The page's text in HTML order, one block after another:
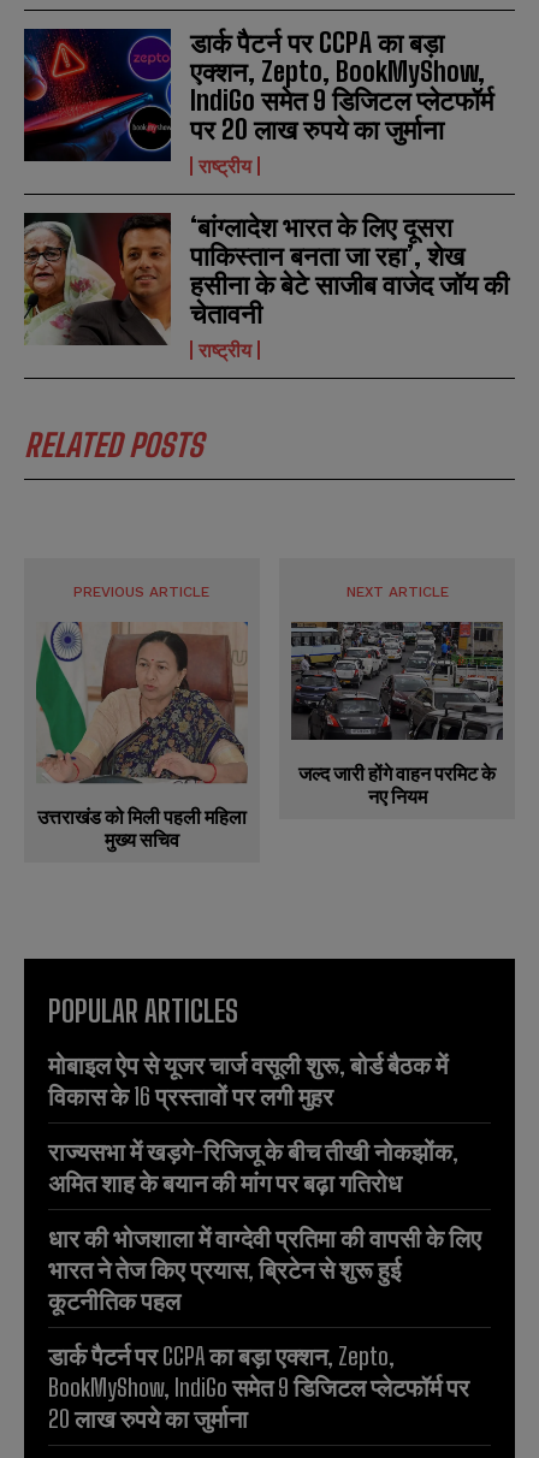
l
*
N
u
m
b
e
r
s
SUBMIT
l
*
N
u
m
b
e
r
s
SUBMIT
डार्क पैटर्न पर CCPA का बड़ा
एक्शन, Zepto, BookMyShow,
IndiGo समेत 9 डिजिटल प्लेटफॉर्म
पर 20 लाख रुपये का जुर्माना
राष्ट्रीय
‘बांग्लादेश भारत के लिए दूसरा
पाकिस्तान बनता जा रहा’, शेख
हसीना के बेटे साजीब वाजेद जॉय की
चेतावनी
राष्ट्रीय
RELATED POSTS
PREVIOUS ARTICLE
उत्तराखंड को मिली पहली महिला
मुख्य सचिव
NEXT ARTICLE
जल्द जारी होंगे वाहन परमिट के
नए नियम
POPULAR ARTICLES
मोबाइल ऐप से यूजर चार्ज वसूली शुरू, बोर्ड बैठक में
विकास के 16 प्रस्तावों पर लगी मुहर
राज्यसभा में खड़गे-रिजिजू के बीच तीखी नोकझोंक,
अमित शाह के बयान की मांग पर बढ़ा गतिरोध
धार की भोजशाला में वाग्देवी प्रतिमा की वापसी के लिए
भारत ने तेज किए प्रयास, ब्रिटेन से शुरू हुई
कूटनीतिक पहल
डार्क पैटर्न पर CCPA का बड़ा एक्शन, Zepto,
BookMyShow, IndiGo समेत 9 डिजिटल प्लेटफॉर्म पर
20 लाख रुपये का जुर्माना